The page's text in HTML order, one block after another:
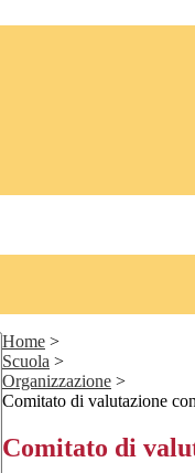
Home >
Scuola >
Organizzazione >
Comitato di valutazione
Comitato di